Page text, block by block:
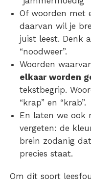
Of woorden met
daarvan wil je
juist leest. Denk
“noodweer”.
Woorden
elkaar worden
tekstbegrip.
“krap” en “krab”.
En laten we ook
vergeten: de
brein zodanig
precies staat.
Om dit soort